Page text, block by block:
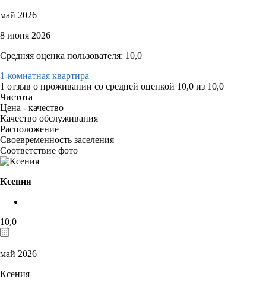
май 2026
8 июня 2026
Средняя оценка пользователя: 10,0
1-комнатная квартира
1 отзыв о проживании со средней оценкой 10,0 из 10,0
Чистота
Цена - качество
Качество обслуживания
Расположение
Своевременность заселения
Соответствие фото
Ксения
10,0
май 2026
Ксения